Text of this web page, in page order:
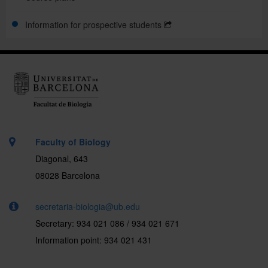
Support and guidance
.
Information for prospective students
Faculty of Biology
Diagonal, 643
08028 Barcelona
secretaria-biologia@ub.edu
Secretary: 934 021 086 / 934 021 671
Information point: 934 021 431